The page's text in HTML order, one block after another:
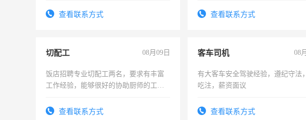
查看联系方式
宿，免费发放劳保用品，两班倒，
查看联系方式
切配工 08月09日
饭店招聘专业切配工两名，要求有丰富
工作经验，能够很好的协助厨师的工
4500。查看联系方式
客车司机 08
有大客车安全驾驶经验，遵纪守法
吃注，薪资面议
查看联系方式